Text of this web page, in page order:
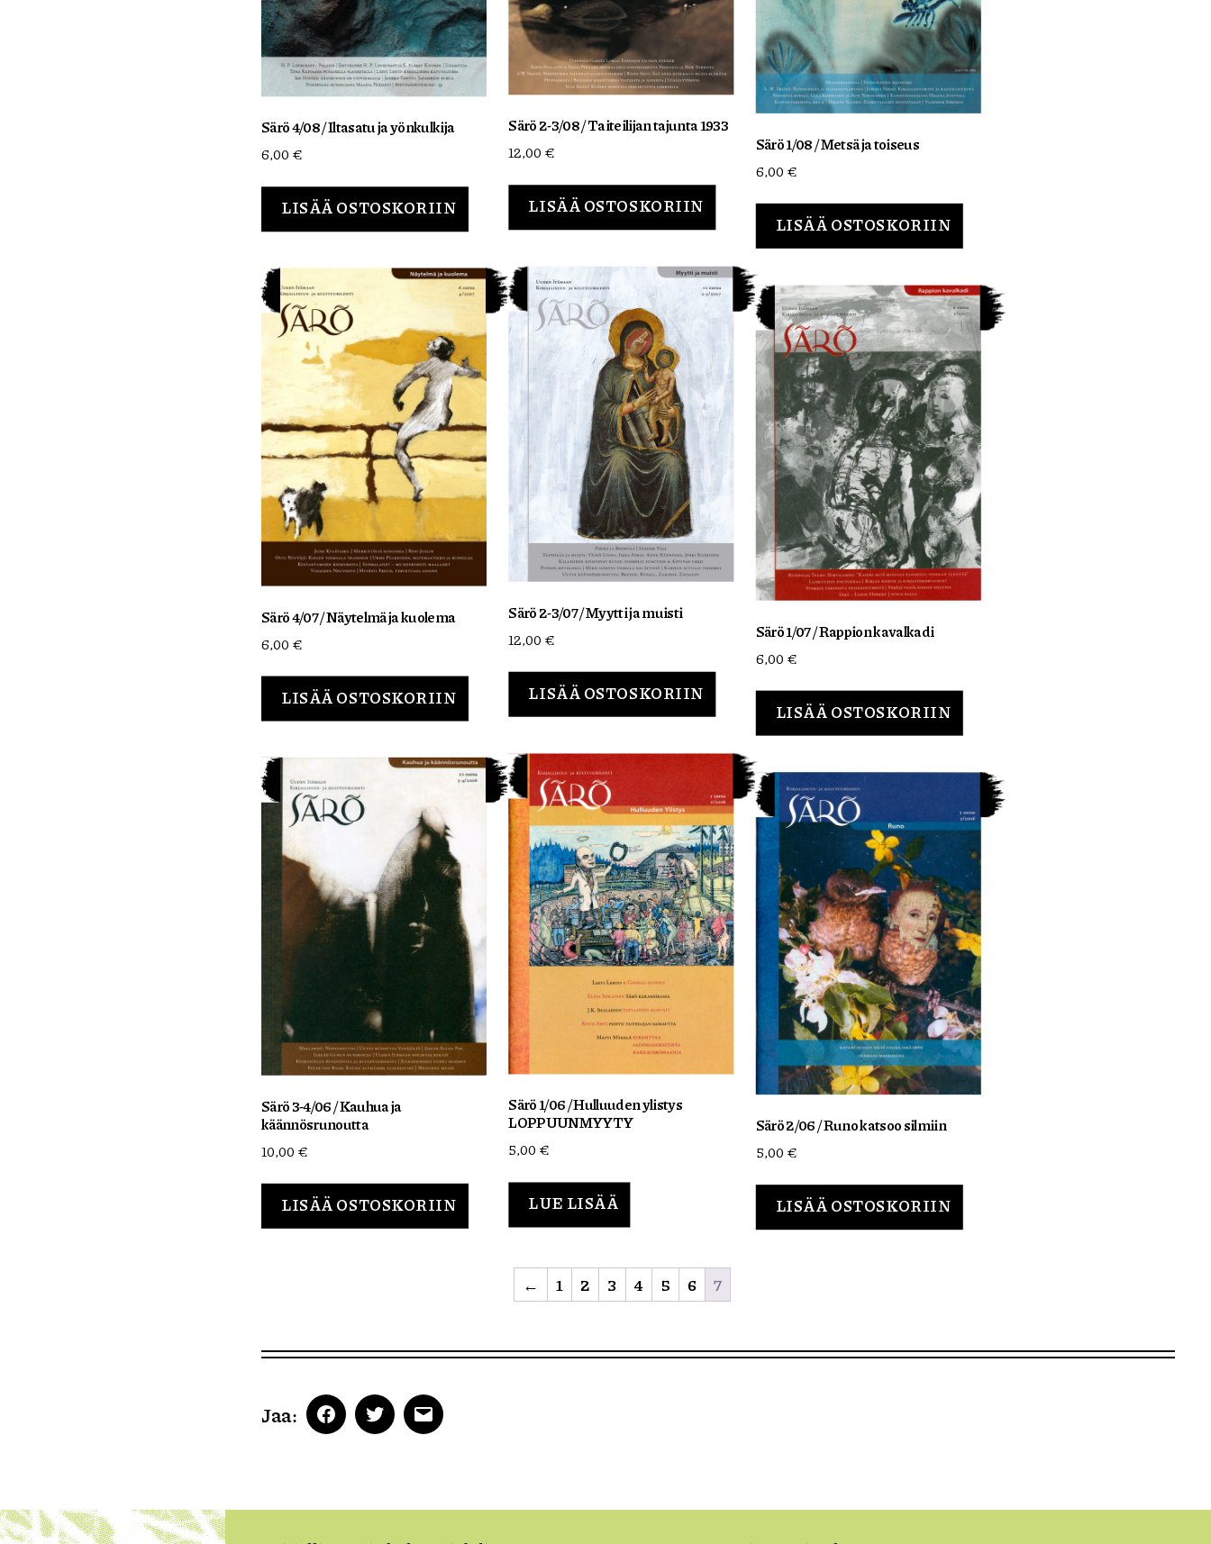
Särö 4/08 / Iltasatu ja yönkulkija
6,00 €
LISÄÄ OSTOSKORIIN
Särö 2-3/08 / Taiteilijan tajunta 1933
12,00 €
LISÄÄ OSTOSKORIIN
Särö 1/08 / Metsä ja toiseus
6,00 €
LISÄÄ OSTOSKORIIN
Särö 4/07 / Näytelmä ja kuolema
6,00 €
LISÄÄ OSTOSKORIIN
Särö 2-3/07 / Myytti ja muisti
12,00 €
LISÄÄ OSTOSKORIIN
Särö 1/07 / Rappion kavalkadi
6,00 €
LISÄÄ OSTOSKORIIN
Särö 3-4/06 / Kauhua ja
käännösrunoutta
10,00 €
LISÄÄ OSTOSKORIIN
Särö 1/06 / Hulluuden ylistys
LOPPUUNMYYTY
5,00 €
LUE LISÄÄ
Särö 2/06 / Runo katsoo silmiin
5,00 €
LISÄÄ OSTOSKORIIN
← 1 2 3 4 5 6 7
Jaa: FacebookTwitterEmail